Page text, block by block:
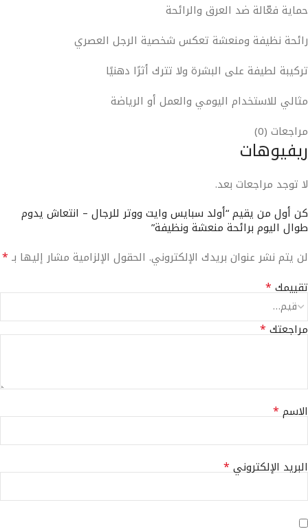
حماية فعّالة ضد العرق والرائحة
رائحة نظيفة ومنعشة تعكس شخصية الرجل العصري
تركيبة لطيفة على البشرة ولا تترك أثرًا دهنيًا
مثالي للاستخدام اليومي والعمل أو الرياضة
مراجعات (0)
ريفيوهات
لا توجد مراجعات بعد.
كن أول من يقيم “أولد سبايس وايت ووتر للرجال – انتعاش يدوم
طوال اليوم برائحة منعشة ونظيفة”
لن يتم نشر عنوان بريدك الإلكتروني. الحقول الإلزامية مشار إليها بـ *
تقييمك*
مراجعتك*
الاسم*
البريد الإلكتروني*